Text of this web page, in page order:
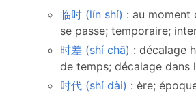
临时 (lín shí) : au moment
se passe; temporaire;
时差 (shí chā) : décalage
de temps; décalage dans
时代 (shí dài) : ère;